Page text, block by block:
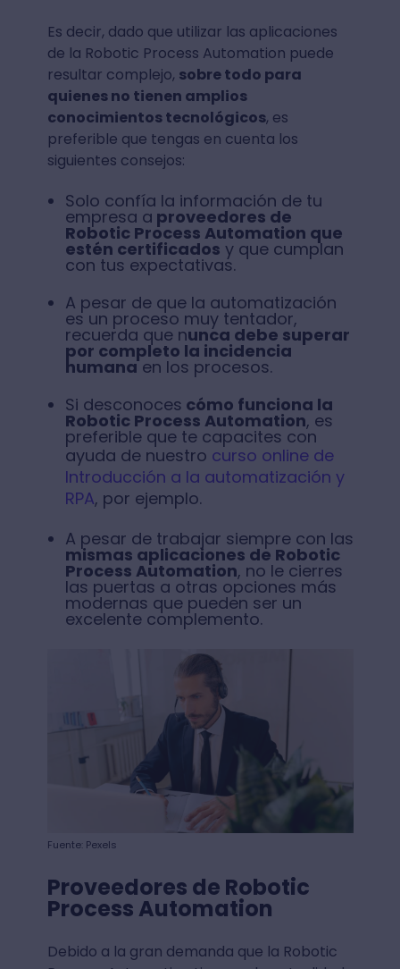
Es decir, dado que utilizar las aplicaciones
de la Robotic Process Automation puede
resultar complejo, sobre todo para
quienes no tienen amplios
conocimientos tecnológicos, es
preferible que tengas en cuenta los
siguientes consejos:
Solo confía la información de tu
empresa a proveedores de
Robotic Process Automation que
estén certificados y que cumplan
con tus expectativas.
A pesar de que la automatización
es un proceso muy tentador,
recuerda que nunca debe superar
por completo la incidencia
humanaen los procesos.
Si desconoces cómo funciona la
Robotic Process Automation, es
preferible que te capacites con
ayuda de nuestro curso online de
Introducción a la automatización y
RPA, por ejemplo.
A pesar de trabajar siempre con las
mismas aplicaciones de Robotic
Process Automation, no le cierres
las puertas a otras opciones más
modernas que pueden ser un
excelente complemento.
Fuente: Pexels
Proveedores de Robotic
Process Automation
Debido a la gran demanda que la Robotic